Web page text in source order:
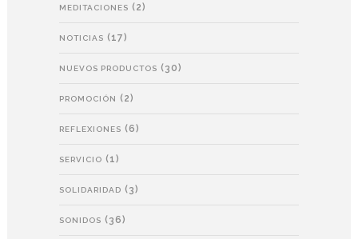
MEDITACIONES (2)
NOTICIAS (17)
NUEVOS PRODUCTOS (30)
PROMOCIÓN (2)
REFLEXIONES (6)
SERVICIO (1)
SOLIDARIDAD (3)
SONIDOS (36)